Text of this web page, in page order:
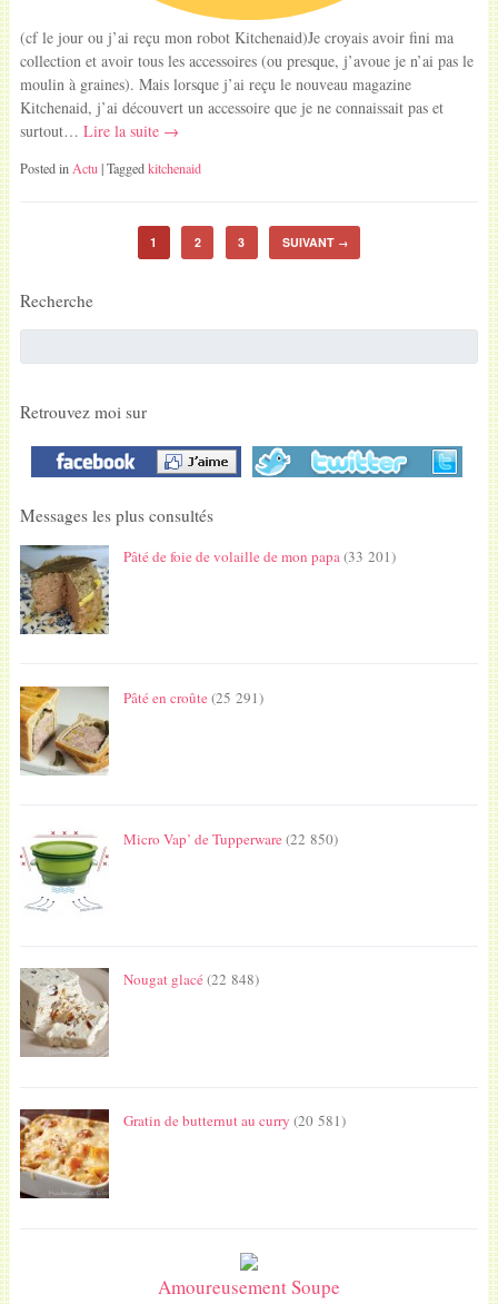
(cf le jour ou j’ai reçu mon robot Kitchenaid)Je croyais avoir fini ma
collection et avoir tous les accessoires (ou presque, j’avoue je n’ai pas le
moulin à graines). Mais lorsque j’ai reçu le nouveau magazine
Kitchenaid, j’ai découvert un accessoire que je ne connaissait pas et
surtout… Lire la suite →
Posted in Actu | Taggedkitchenaid
1 2 3 SUIVANT →
Recherche
Retrouvez moi sur
Messages les plus consultés
Pâté de foie de volaille de mon papa(33 201)
Pâté en croûte(25 291)
Micro Vap’ de Tupperware(22 850)
Nougat glacé(22 848)
Gratin de butternut au curry (20 581)
Amoureusement Soupe